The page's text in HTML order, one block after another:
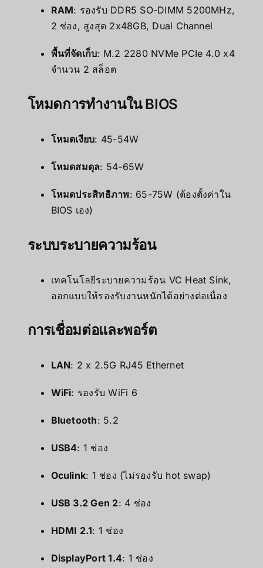
RAM: รองรับ DDR5 SO-DIMM 5200MHz,
2 ช่อง, สูงสุด 2x48GB, Dual Channel
พื้นที่จัดเก็บ: M.2 2280 NVMe PCIe 4.0 x4
จำนวน 2 สล็อต
โหมดการทำงานใน BIOS
โหมดเงียบ: 45-54W
โหมดสมดุล: 54-65W
โหมดประสิทธิภาพ: 65-75W (ต้องตั้งค่าใน
BIOS เอง)
ระบบระบายความร้อน
เทคโนโลยีระบายความร้อน VC Heat Sink,
ออกแบบให้รองรับงานหนักได้อย่างต่อเนื่อง
การเชื่อมต่อและพอร์ต
LAN: 2 x 2.5G RJ45 Ethernet
WiFi: รองรับ WiFi 6
Bluetooth: 5.2
USB4: 1 ช่อง
Oculink: 1 ช่อง (ไม่รองรับ hot swap)
USB 3.2 Gen 2: 4 ช่อง
HDMI 2.1: 1 ช่อง
DisplayPort 1.4: 1 ช่อง